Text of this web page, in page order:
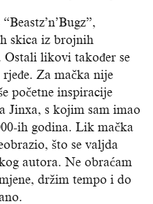
skica iz brojnih
Ostali likovi također se
Za mačka nije
početne inspiracije
Jinxa, s kojim sam imao
ih godina. Lik mačka
što se valjda
autora. Ne obraćam
držim tempo i do